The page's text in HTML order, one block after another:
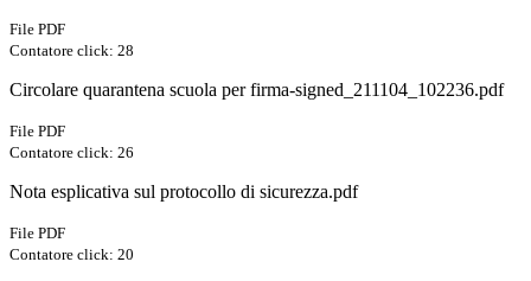
File PDF
Contatore click: 28
Circolare quarantena scuola per firma-signed_211104_102236.pdf
File PDF
Contatore click: 26
Nota esplicativa sul protocollo di sicurezza.pdf
File PDF
Contatore click: 20